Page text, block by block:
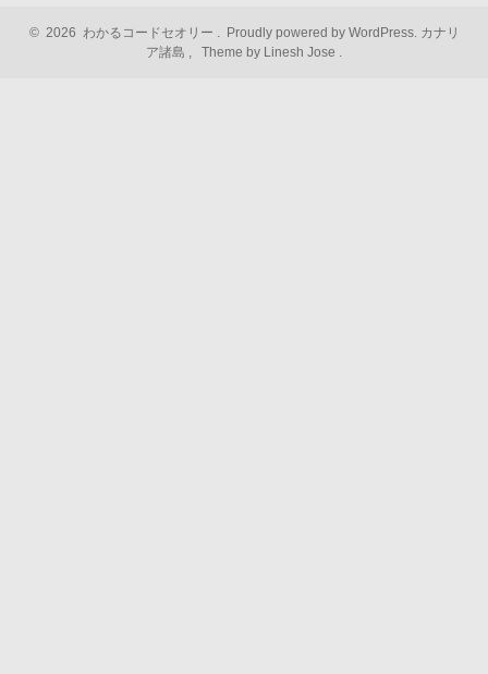
© 2026 わかるコードセオリー . Proudly powered by WordPress. カナリ
ア諸島 , Theme by Linesh Jose .